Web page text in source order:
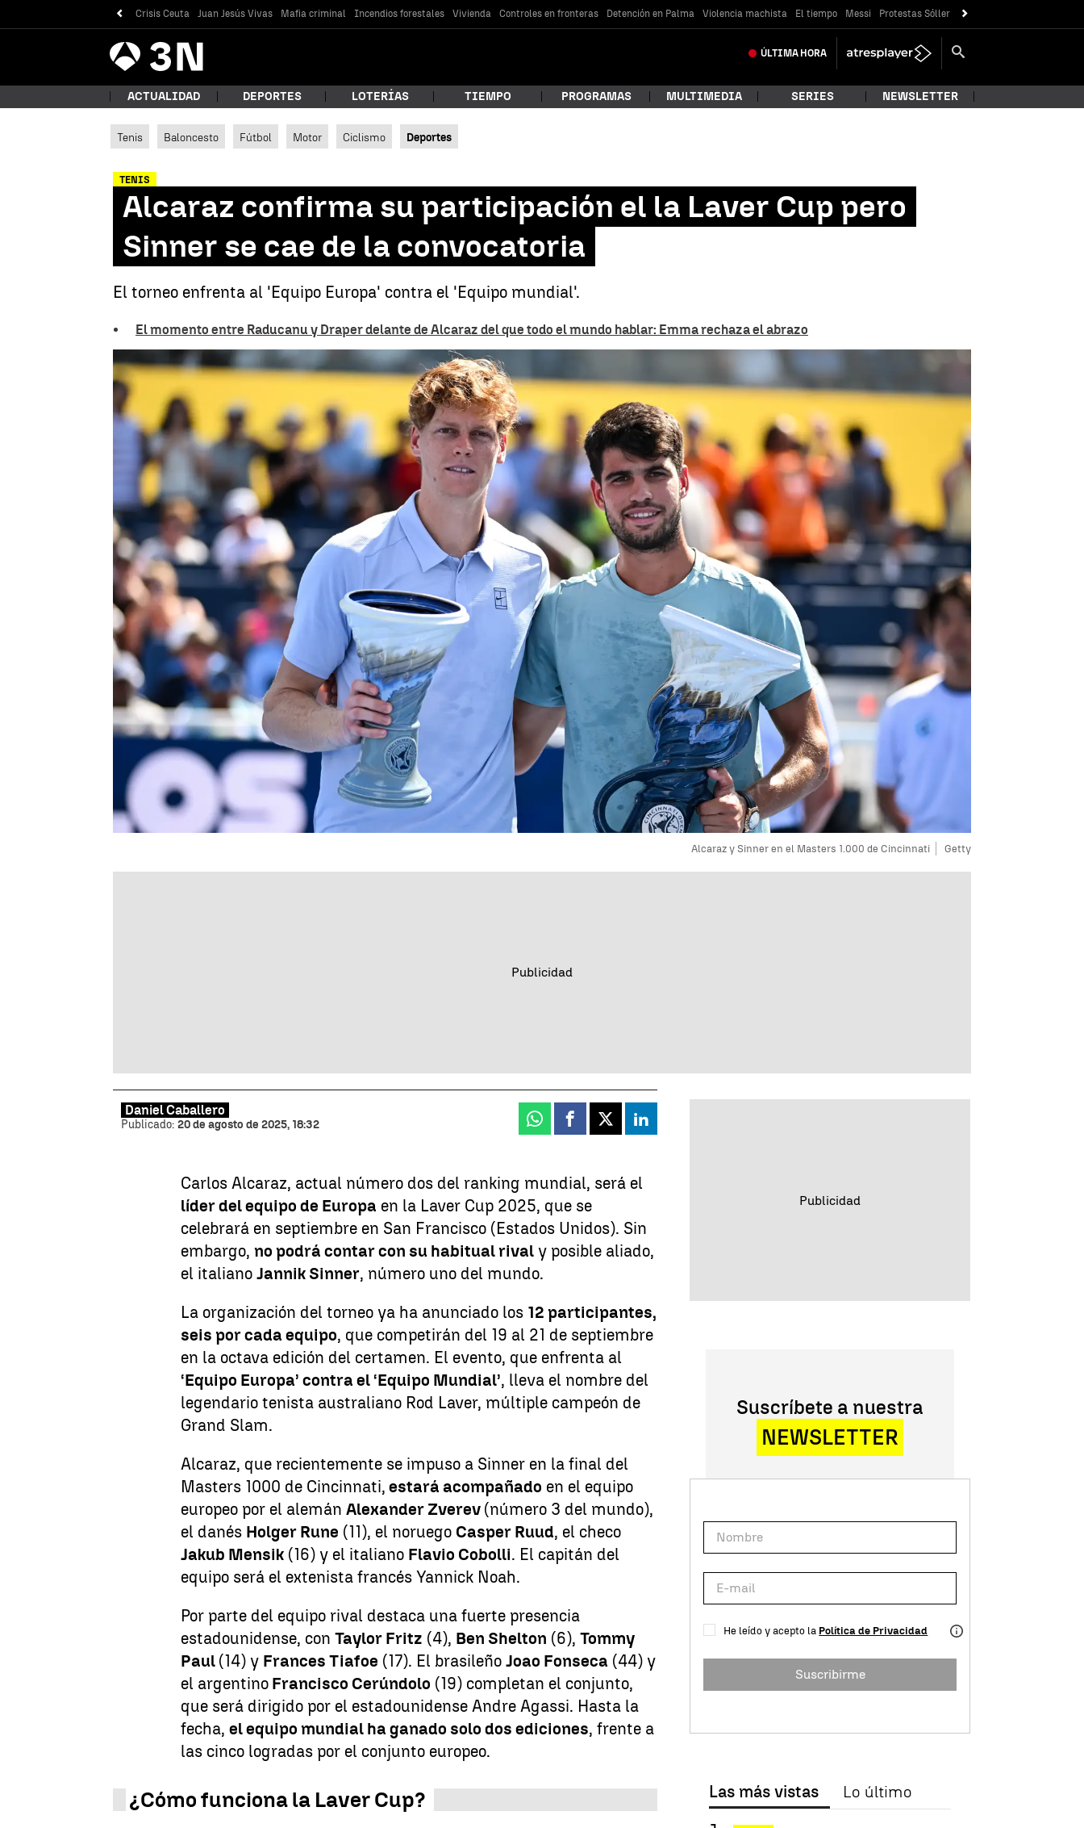
Crisis Ceuta Juan Jesús Vivas Mafia criminal Incendios forestales Vivienda Controles en fronteras Detención en Palma Violencia machista El tiempo Messi Protestas Sóller
Antena
3 Noticias ÚLTIMA HORA
¿Qué estás buscando?
Buscar
ACTUALIDAD DEPORTES LOTERÍAS TIEMPO PROGRAMAS MULTIMEDIA SERIES NEWSLETTER
Tenis Baloncesto Fútbol Motor Ciclismo Deportes
TENIS
Alcaraz confirma su participación el la Laver Cup pero
Sinner se cae de la convocatoria
El torneo enfrenta al 'Equipo Europa' contra el 'Equipo mundial'.
El momento entre Raducanu y Draper delante de Alcaraz del que todo el mundo hablar: Emma rechaza el abrazo
Alcaraz y Sinner en el Masters 1.000 de Cincinnati Getty
Daniel Caballero
Publicado: 20 de agosto de 2025, 18:32 Whatsapp
Facebook
X Linkedin
Carlos Alcaraz, actual número dos del ranking mundial, será el
líder del equipo de Europa en la Laver Cup 2025, que se
celebrará en septiembre en San Francisco (Estados Unidos). Sin
embargo,no podrá contar con su habitual rival y posible aliado,
el italianoJannik Sinner, número uno del mundo.
La organización del torneo ya ha anunciado los 12 participantes,
seis por cada equipo, que competirán del 19 al 21 de septiembre
en la octava edición del certamen. El evento, que enfrenta al
‘Equipo Europa’ contra el ‘Equipo Mundial’, lleva el nombre del
legendario tenista australiano Rod Laver, múltiple campeón de
Grand Slam.
Alcaraz, que recientemente se impuso a Sinner en la final del
Masters 1000 de Cincinnati, estará acompañado en el equipo
europeo por el alemánAlexander Zverev (número 3 del mundo),
el danés Holger Rune (11), el noruego Casper Ruud, el checo
Jakub Mensik (16) y el italiano Flavio Cobolli. El capitán del
equipo será el extenista francés Yannick Noah.
Por parte del equipo rival destaca una fuerte presencia
estadounidense, conTaylor Fritz (4), Ben Shelton (6),Tommy
Paul (14) y Frances Tiafoe (17). El brasileñoJoao Fonseca (44) y
el argentino Francisco Cerúndolo (19) completan el conjunto,
que será dirigido por el estadounidense Andre Agassi. Hasta la
fecha,el equipo mundial ha ganado solo dos ediciones, frente a
las cinco logradas por el conjunto europeo.
¿Cómo funciona la Laver Cup?
Suscríbete a nuestra
NEWSLETTER
He leído y acepto la Política de Privacidad
Suscribirme
Las más vistas Lo último